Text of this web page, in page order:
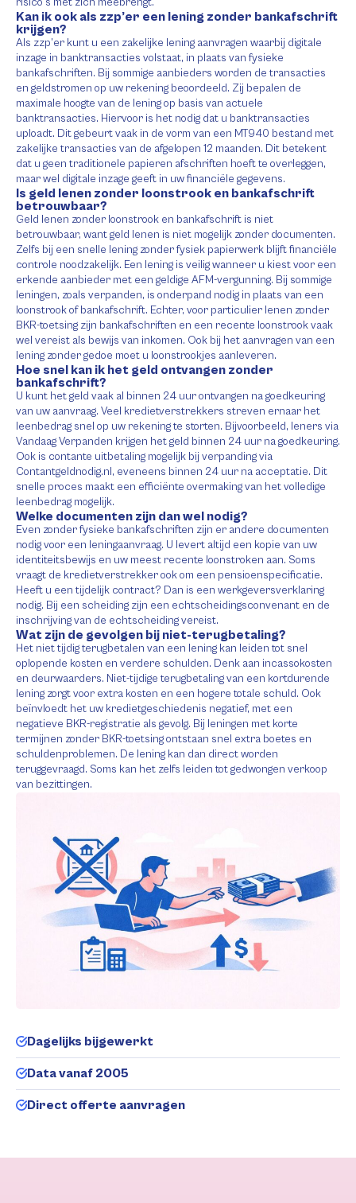
Kan ik ook als zzp’er een lening zonder bankafschrift
krijgen?
Als zzp’er kunt u een zakelijke lening aanvragen waarbij digitale
inzage in banktransacties volstaat, in plaats van fysieke
bankafschriften. Bij sommige aanbieders worden de transacties
en geldstromen op uw rekening beoordeeld. Zij bepalen de
maximale hoogte van de lening op basis van actuele
banktransacties. Hiervoor is het nodig dat u banktransacties
uploadt. Dit gebeurt vaak in de vorm van een MT940 bestand met
zakelijke transacties van de afgelopen 12 maanden. Dit betekent
dat u geen traditionele papieren afschriften hoeft te overleggen,
maar wel digitale inzage geeft in uw financiële gegevens.
Is geld lenen zonder loonstrook en bankafschrift
betrouwbaar?
Geld lenen zonder loonstrook en bankafschrift is niet
betrouwbaar, want geld lenen is niet mogelijk zonder documenten.
Zelfs bij een snelle lening zonder fysiek papierwerk blijft financiële
controle noodzakelijk. Een lening is veilig wanneer u kiest voor een
erkende aanbieder met een geldige AFM-vergunning. Bij sommige
leningen, zoals verpanden, is onderpand nodig in plaats van een
loonstrook of bankafschrift. Echter, voor particulier lenen zonder
BKR-toetsing zijn bankafschriften en een recente loonstrook vaak
wel vereist als bewijs van inkomen. Ook bij het aanvragen van een
lening zonder gedoe moet u loonstrookjes aanleveren.
Hoe snel kan ik het geld ontvangen zonder
bankafschrift?
U kunt het geld vaak al binnen 24 uur ontvangen na goedkeuring
van uw aanvraag. Veel kredietverstrekkers streven ernaar het
leenbedrag snel op uw rekening te storten. Bijvoorbeeld, leners via
Vandaag Verpanden krijgen het geld binnen 24 uur na goedkeuring.
Ook is contante uitbetaling mogelijk bij verpanding via
Contantgeldnodig.nl, eveneens binnen 24 uur na acceptatie. Dit
snelle proces maakt een efficiënte overmaking van het volledige
leenbedrag mogelijk.
Welke documenten zijn dan wel nodig?
Even zonder fysieke bankafschriften zijn er andere documenten
nodig voor een leningaanvraag. U levert altijd een kopie van uw
identiteitsbewijs en uw meest recente loonstroken aan. Soms
vraagt de kredietverstrekker ook om een pensioenspecificatie.
Heeft u een tijdelijk contract? Dan is een werkgeversverklaring
nodig. Bij een scheiding zijn een echtscheidingsconvenant en de
inschrijving van de echtscheiding vereist.
Wat zijn de gevolgen bij niet-terugbetaling?
Het niet tijdig terugbetalen van een lening kan leiden tot snel
oplopende kosten en verdere schulden. Denk aan incassokosten
en deurwaarders. Niet-tijdige terugbetaling van een kortdurende
lening zorgt voor extra kosten en een hogere totale schuld. Ook
beïnvloedt het uw kredietgeschiedenis negatief, met een
negatieve BKR-registratie als gevolg. Bij leningen met korte
termijnen zonder BKR-toetsing ontstaan snel extra boetes en
schuldenproblemen. De lening kan dan direct worden
teruggevraagd. Soms kan het zelfs leiden tot gedwongen verkoop
van bezittingen.
Dagelijks bijgewerkt
Data vanaf 2005
Direct offerte aanvragen